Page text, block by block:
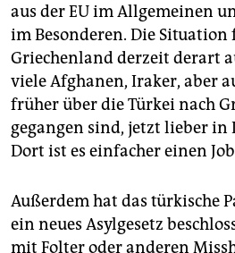
aus der EU im Allgemeinen
im Besonderen. Die
Griechenland derzeit derart
viele Afghanen, Iraker, aber
früher über die Türkei nach
gegangen sind, jetzt lieber
Dort ist es einfacher einen
Außerdem hat das türkische
ein neues Asylgesetz
mit Folter oder anderen